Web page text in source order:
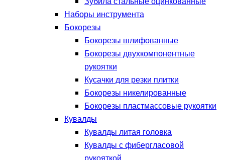
Наборы инструмента
Бокорезы
Бокорезы шлифованные
Бокорезы двухкомпонентные
рукоятки
Кусачки для резки плитки
Бокорезы никелированные
Бокорезы пластмассовые рукоятки
Кувалды
Кувалды литая головка
Кувалды с фибергласовой